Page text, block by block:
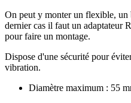
On peut y monter un flexible, un
dernier cas il faut un adaptateur
pour faire un montage.
Dispose d'une sécurité pour
vibration.
Diamètre maximum : 55